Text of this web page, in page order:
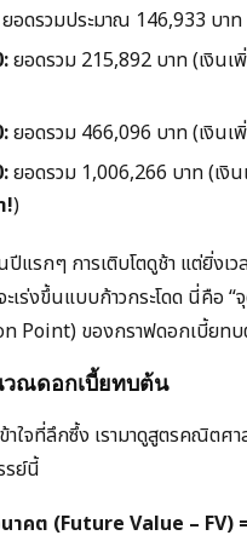
ยอดรวมประมาณ 146,933 บาท
ยอดรวม 215,892 บาท (เงินเ
ยอดรวม 466,096 บาท (เงินเ
ยอดรวม 1,006,266 บาท (เงิ
!)
ปีแรกๆ การเติบโตดูช้า แต่ยิ่งเว
ะเร่งขึ้นแบบก้าวกระโดด นี่คือ “
Point) ของกราฟดอกเบี้ยท
ณดอกเบี้ยทบต้น
าใจที่ลึกซึ้ง เรามาดูสูตรคณิตศ
รย์นี้
าคต (Future Value – FV)